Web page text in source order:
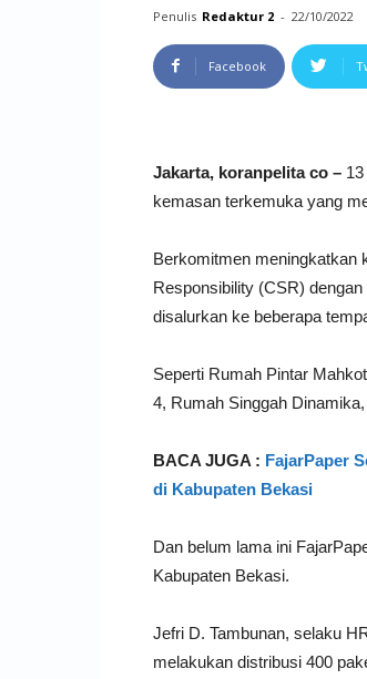
Penulis Redaktur 2 - 22/10/2022
Facebook
Jakarta, koranpelita co –
kemasan terkemuka yang
Berkomitmen meningkatkan
Responsibility (CSR)
disalurkan ke beberapa
Seperti Rumah Pintar
4, Rumah Singgah
BACA JUGA : FajarPaper
di Kabupaten Bekasi
Dan belum lama ini
Kabupaten Bekasi.
Jefri D. Tambunan, selaku
melakukan distribusi 400